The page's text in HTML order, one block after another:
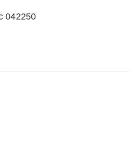
042250